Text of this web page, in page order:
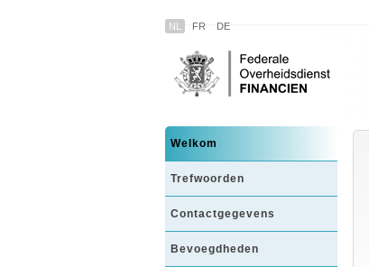
NL FR DE
Welkom
Trefwoorden
Contactgegevens
Bevoegdheden